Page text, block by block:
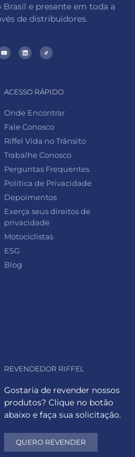
e presente em toda a
de distribuidores.
ACESSO RÁPIDO
Onde Encontrar
Fale Conosco
Riffel Vida no Trânsito
Trabalhe Conosco
Perguntas Frequentes
Política de Privacidade
Depoimentos
Exerça seus direitos de
privacidade
Motociclistas
ESG
Blog
REVENDEDOR RIFFEL
Gostaria de revender nossos
produtos? Clique no botão
abaixo e faça sua solicitação.
QUERO REVENDER